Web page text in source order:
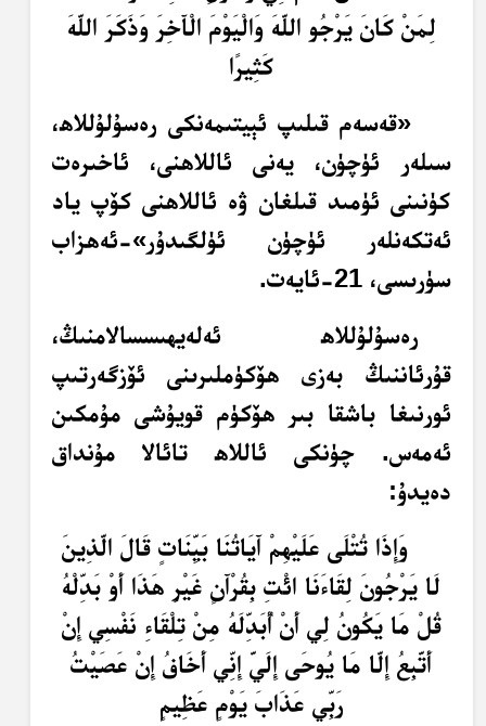
لِمَنْ كَانَ يَرْجُو اللَّهَ وَالْيَوْمَ الْآَخِرَ وَذَكَرَ اللَّهَ
كَثِيرًا
«قەسەم قىلىپ ئېيتىمەنكى رەسۇلۇللاھ،
سىلەر ئۈچۈن، يەنى ئاللاھنى، ئاخىرەت
كۈنىنى ئۈمىد قىلغان ۋە ئاللاھنى كۆپ ياد
ئەتكەنلەر ئۈچۈن ئۈلگىدۇر»-ئەھزاب
سۈرىسى، 21-ئايەت.
رەسۇلۇللاھ ئەلەيھىسسالامنىڭ،
قۇرئاننىڭ بەزى ھۆكۈملىرىنى ئۆزگەرتىپ
ئورنىغا باشقا بىر ھۆكۈم قويۇشى مۇمكىن
ئەمەس. چۈنكى ئاللاھ تائالا مۇنداق
دەيدۇ:
وَإِذَا تُتْلَى عَلَيْهِمْ آَيَاتُنَا بَيِّنَاتٍ قَالَ الَّذِينَ
لَا يَرْجُونَ لِقَاءَنَا ائْتِ بِقُرْآَنٍ غَيْرِ هَذَا أَوْ بَدِّلْهُ
قُلْ مَا يَكُونُ لِي أَنْ أُبَدِّلَهُ مِنْ تِلْقَاءِ نَفْسِي إِنْ
أَتَّبِعُ إِلَّا مَا يُوحَى إِلَيَّ إِنِّي أَخَافُ إِنْ عَصَيْتُ
رَبِّي عَذَابَ يَوْمٍ عَظِيمٍ